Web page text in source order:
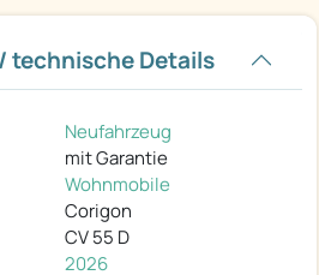
technische Details
Neufahrzeug
mit Garantie
Wohnmobile
Corigon
CV 55 D
2026